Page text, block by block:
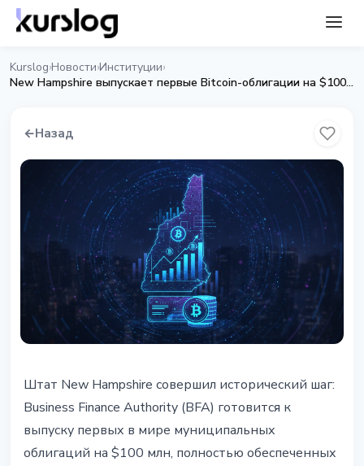
Kurslog›Новости›Институции›
New Hampshire выпускает первые Bitcoin-облигации на $100 млн - Moody's дал Ba2
←Назад
New Hampshire выпускает
первые Bitcoin-облигации на
$100 млн - Moody's дал Ba2
Штат New Hampshire совершил исторический шаг:
Business Finance Authority (BFA) готовится к
выпуску первых в мире муниципальных
облигаций на $100 млн, полностью обеспеченных